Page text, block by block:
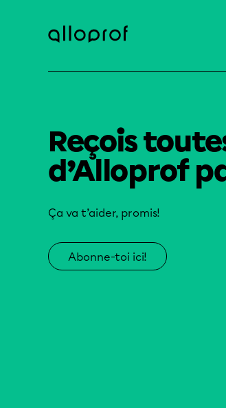
Reçois
d’Alloprof
Ça va t’aider, promis!
Abonne-toi ici!